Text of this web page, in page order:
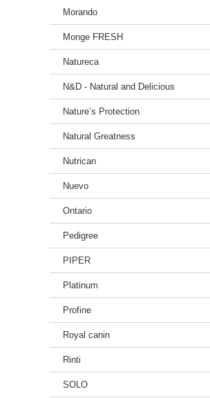
Morando
Monge FRESH
Natureca
N&D - Natural and Delicious
Nature’s Protection
Natural Greatness
Nutrican
Nuevo
Ontario
Pedigree
PIPER
Platinum
Profine
Royal canin
Rinti
SOLO